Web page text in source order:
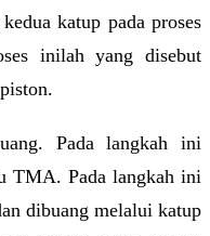
katup pada proses
inilah yang disebut
Pada langkah ini
TMA. Pada langkah ini
dibuang melalui katup